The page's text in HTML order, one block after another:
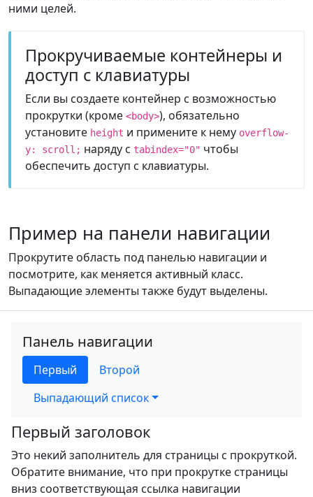
ними целей.
Прокручиваемые контейнеры и
доступ с клавиатуры
Если вы создаете контейнер с возможностью
прокрутки (кроме <body>), обязательно
установите height и примените к нему overflow-
y: scroll; наряду с tabindex="0" чтобы
обеспечить доступ с клавиатуры.
Пример на панели навигации
Прокрутите область под панелью навигации и
посмотрите, как меняется активный класс.
Выпадающие элементы также будут выделены.
Панель навигации
Первый
Второй
Выпадающий список
Первый заголовок
Это некий заполнитель для страницы с прокруткой.
Обратите внимание, что при прокрутке страницы
вниз соответствующая ссылка навигации